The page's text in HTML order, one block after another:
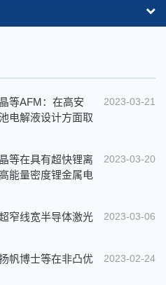
2023-03-21
等AFM：在高安
电解液设计方面取
2023-03-20
等在具有超快锂离
能量密度锂金属电
2023-03-06
窄线宽半导体激光
2023-02-24
帆博士等在非凸优